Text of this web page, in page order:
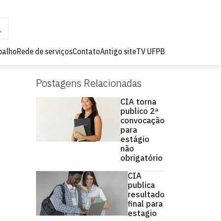
Rede de serviçosContatoAntigo siteTV UFPB
Postagens Relacionadas
CIA torna
publico 2ª
convocação
para
estágio
não
obrigatório
CIA
publica
resultado
final para
estagio